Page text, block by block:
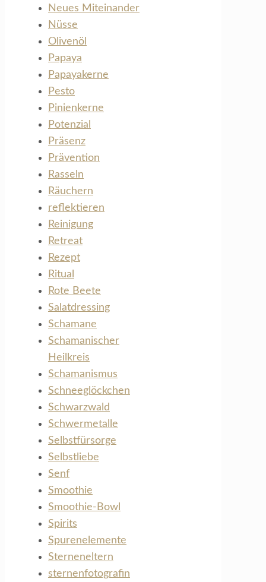
Neues Miteinander
Nüsse
Olivenöl
Papaya
Papayakerne
Pesto
Pinienkerne
Potenzial
Präsenz
Prävention
Rasseln
Räuchern
reflektieren
Reinigung
Retreat
Rezept
Ritual
Rote Beete
Salatdressing
Schamane
Schamanischer
Heilkreis
Schamanismus
Schneeglöckchen
Schwarzwald
Schwermetalle
Selbstfürsorge
Selbstliebe
Senf
Smoothie
Smoothie-Bowl
Spirits
Spurenelemente
Sterneneltern
sternenfotografin